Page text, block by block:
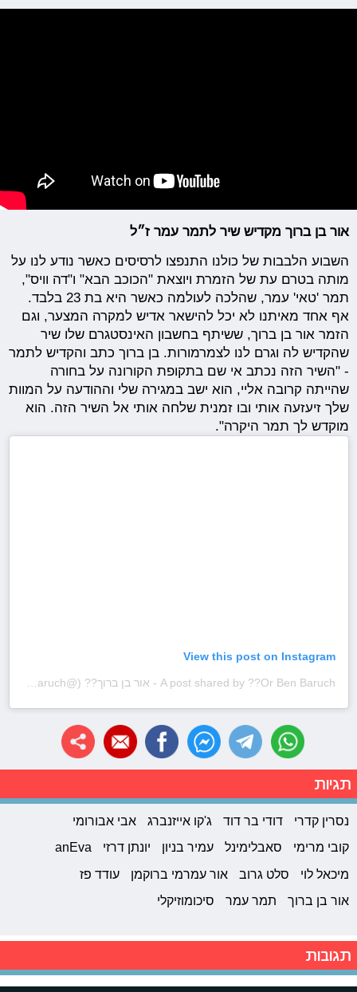
אור בן ברוך מקדיש שיר לתמר עמר ז״ל
השבוע הלבבות של כולנו התנפצו לרסיסים כאשר נודע לנו על
מותה בטרם עת של הזמרת ויוצאת "הכוכב הבא" ו"דה וויס",
תמר 'טאי' עמר, שהלכה לעולמה כאשר היא בת 23 בלבד.
אף אחד מאיתנו לא יכל להישאר אדיש למקרה המצער, וגם
הזמר אור בן ברוך, ששיתף בחשבון האינסטגרם שלו שיר
שהקדיש לה וגרם לנו לצמרמורות. בן ברוך כתב והקדיש לתמר
- "השיר הזה נכתב אי שם בתקופת הקורונה על בחורה
שהייתה קרובה אליי, הוא ישב במגירה שלי וההודעה על המוות
שלך זיעזעה אותי ובו זמנית שלחה אותי אל השיר הזה. הוא
מוקדש לך תמר היקרה".
View this post on Instagram
תגיות
נסרין קדרי דודי בר דוד ג'קו אייזנברג
אבי אבורומי
קובי מרימי
סאבלימינל עמיר בניון יונתן דרזי
anEva
מיכאל לוי
סלט גרוב אור עמרמי ברוקמן
עודד פז
אור בן ברוך
תמר עמר סיכומוזיקלי
תגובות